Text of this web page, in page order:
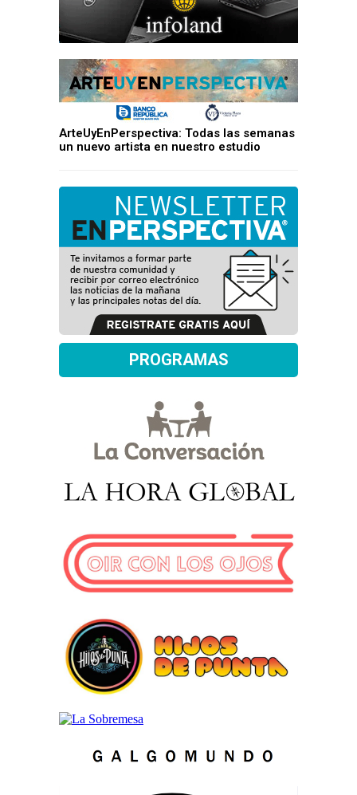
ArteUyEnPerspectiva: Todas las semanas
un nuevo artista en nuestro estudio
PROGRAMAS